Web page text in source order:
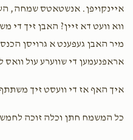
$6,500.00
סעודת החתונה
איינקויפן. אנשטאטס שמחה,
ווא וועט דא זיין? האבן זיך די
מיר האבן געפענט א גרויסן
אראפנעמען די שווערע עול וואס
איך האף אז די וועסט זיך משתתף
כל המשמח חתן וכלה זוכה